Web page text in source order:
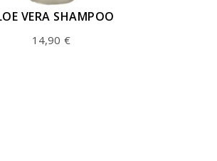
VERA SHAMPOO
14,90 €